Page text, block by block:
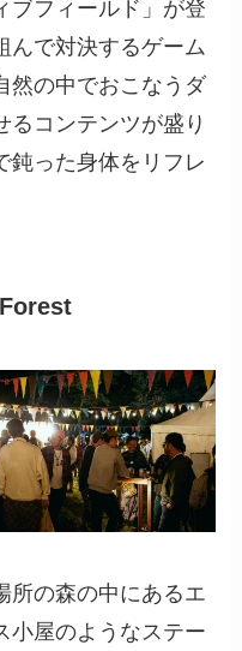
ブフィールド」が登
んで対決するゲーム
然の中でおこなうダ
るコンテンツが盛り
鈍った身体をリフレ
所の森の中にあるエ
小屋のようなステー